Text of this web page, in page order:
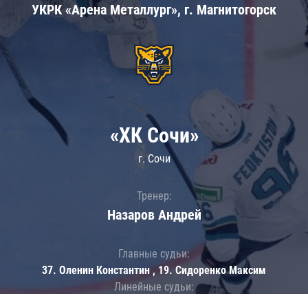
УКРК «Арена Металлург», г. Магнитогорск
«ХК Сочи»
г. Сочи
Тренер:
Назаров Андрей
Главные судьи:
37. Оленин Константин , 19. Сидоренко Максим
Линейные судьи: